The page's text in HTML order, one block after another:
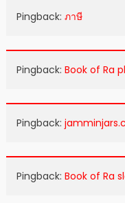
Pingback: ภาษี
Pingback: Book of Ra
Pingback:
Pingback: Book of Ra